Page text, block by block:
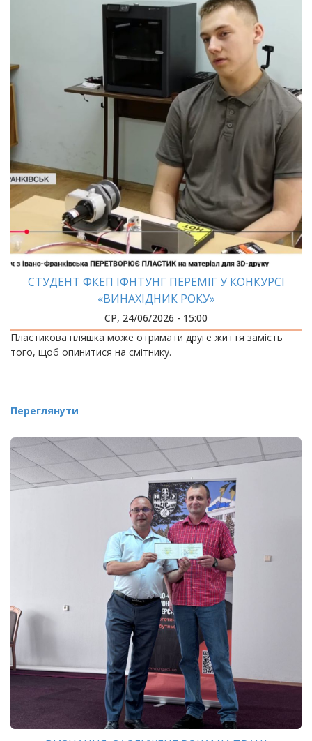
СТУДЕНТ ФКЕП ІФНТУНГ ПЕРЕМІГ У КОНКУРСІ
«ВИНАХІДНИК РОКУ»
СР, 24/06/2026 - 15:00
Пластикова пляшка може отримати друге життя замість
того, щоб опинитися на смітнику.
Переглянути